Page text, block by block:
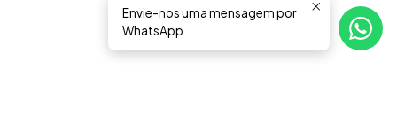
Envie-nos uma mensagem por
WhatsApp